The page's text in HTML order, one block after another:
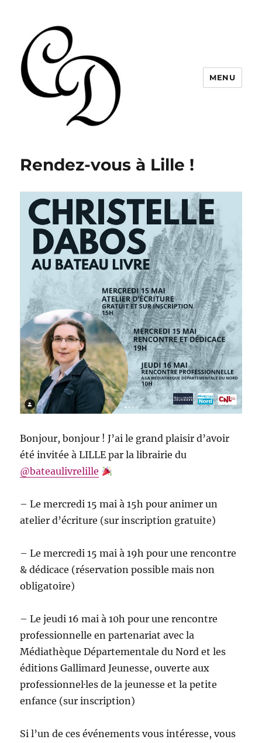
MENU
Rendez-vous à Lille !
Bonjour, bonjour ! J’ai le grand plaisir d’avoir
été invitée à LILLE par la librairie du
@bateaulivrelille
– Le mercredi 15 mai à 15h pour animer un
atelier d’écriture (sur inscription gratuite)
– Le mercredi 15 mai à 19h pour une rencontre
& dédicace (réservation possible mais non
obligatoire)
– Le jeudi 16 mai à 10h pour une rencontre
professionnelle en partenariat avec la
Médiathèque Départementale du Nord et les
éditions Gallimard Jeunesse, ouverte aux
professionnel·les de la jeunesse et la petite
enfance (sur inscription)
Si l’un de ces événements vous intéresse, vous